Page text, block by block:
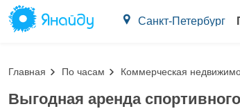
Санкт-Петербург
Главная По часам Коммерческая
Выгодная аренда